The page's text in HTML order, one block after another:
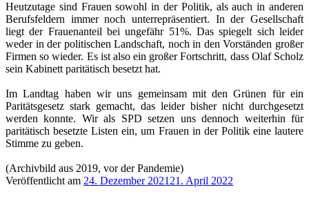
Heutzutage sind Frauen sowohl in der Politik, als auch in anderen
Berufsfeldern immer noch unterrepräsentiert. In der Gesellschaft
liegt der Frauenanteil bei ungefähr 51%. Das spiegelt sich leider
weder in der politischen Landschaft, noch in den Vorständen großer
Firmen so wieder. Es ist also ein großer Fortschritt, dass Olaf Scholz
sein Kabinett paritätisch besetzt hat.
Im Landtag haben wir uns gemeinsam mit den Grünen für ein
Paritätsgesetz stark gemacht, das leider bisher nicht durchgesetzt
werden konnte. Wir als SPD setzen uns dennoch weiterhin für
paritätisch besetzte Listen ein, um Frauen in der Politik eine lautere
Stimme zu geben.
(Archivbild aus 2019, vor der Pandemie)
Veröffentlicht am 24. Dezember 2021 21. April 2022